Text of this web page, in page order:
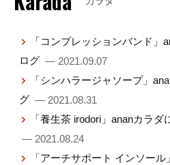
「コンプレッションバンド」
ログ — 2021.09.07
「シンハラージャソープ」
グ — 2021.08.31
「養生茶 irodori」ananカラ
— 2021.08.24
「アーチサポート インソー